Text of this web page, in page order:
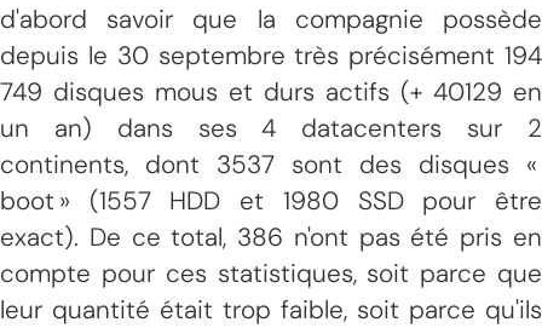
d'abord savoir que la compagnie possède
depuis le 30 septembre très précisément 194
749 disques mous et durs actifs (+ 40129 en
un an) dans ses 4 datacenters sur 2
continents, dont 3537 sont des disques «
boot » (1557 HDD et 1980 SSD pour être
exact). De ce total, 386 n'ont pas été pris en
compte pour ces statistiques, soit parce que
leur quantité était trop faible, soit parce qu'ils